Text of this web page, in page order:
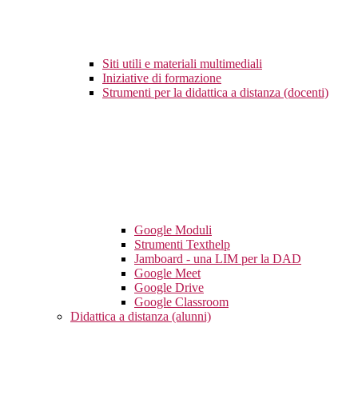
Siti utili e materiali multimediali
Iniziative di formazione
Strumenti per la didattica a distanza (docenti)
Google Moduli
Strumenti Texthelp
Jamboard - una LIM per la DAD
Google Meet
Google Drive
Google Classroom
Didattica a distanza (alunni)